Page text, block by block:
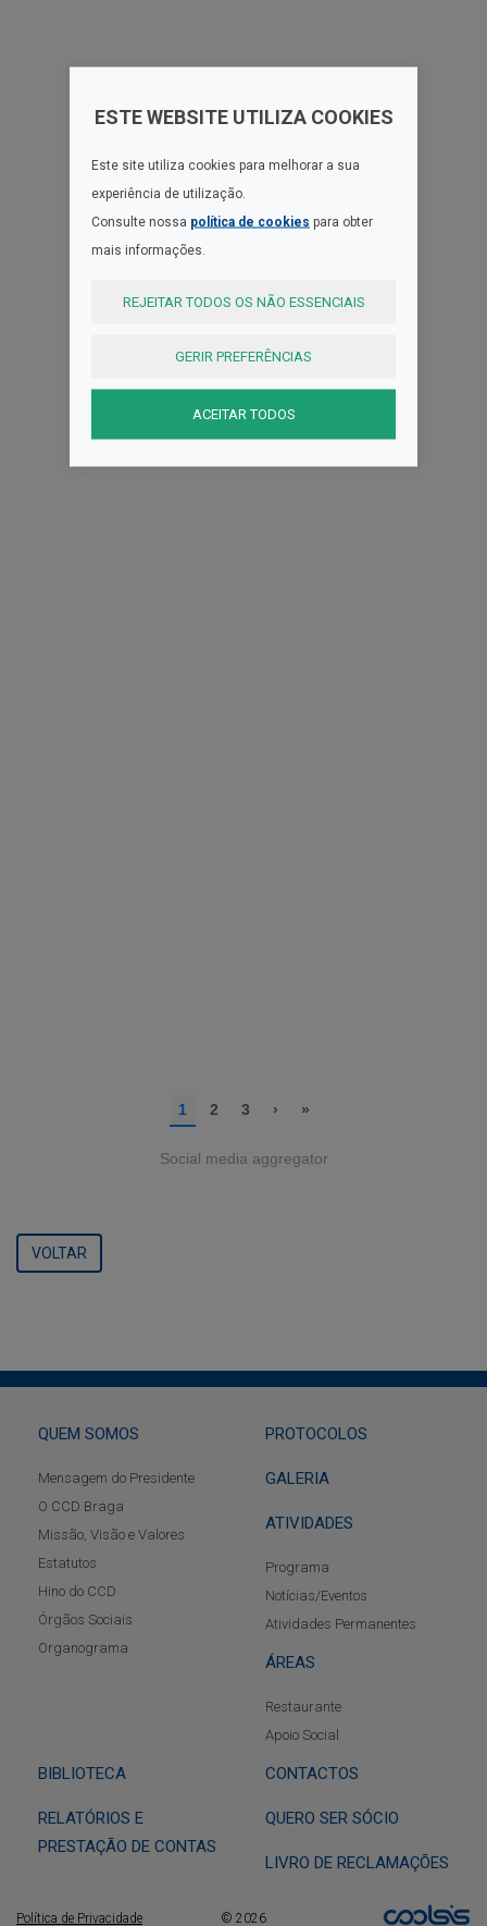
Social media aggregator
VOLTAR
QUEM SOMOS
Mensagem do Presidente
O CCD Braga
Missão, Visão e Valores
Estatutos
Hino do CCD
Órgãos Sociais
Organograma
PROTOCOLOS
GALERIA
ATIVIDADES
Programa
Notícias/Eventos
Atividades Permanentes
ÁREAS
Restaurante
Apoio Social
BIBLIOTECA CONTACTOS
RELATÓRIOS E
PRESTAÇÃO DE CONTAS
QUERO SER SÓCIO
LIVRO DE RECLAMAÇÕES
Política de Privacidade © 2026
ESTE WEBSITE UTILIZA COOKIES
Este site utiliza cookies para melhorar a sua
experiência de utilização.
Consulte nossa política de cookies para obter
mais informações.
REJEITAR TODOS OS NÃO ESSENCIAIS
GERIR PREFERÊNCIAS
ACEITAR TODOS